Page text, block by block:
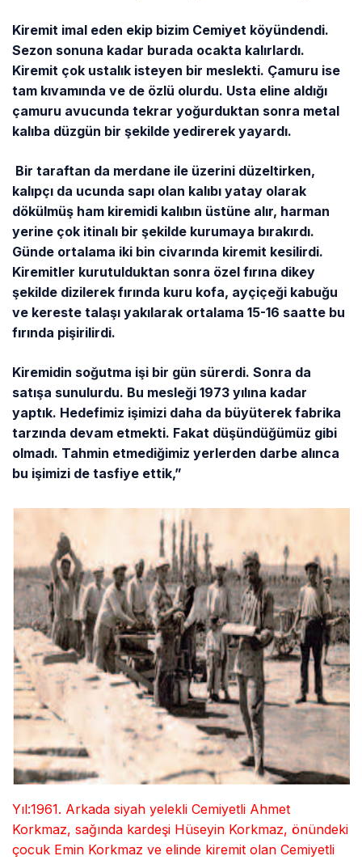
Kiremit imal eden ekip bizim Cemiyet köyündendi.
Sezon sonuna kadar burada ocakta kalırlardı.
Kiremit çok ustalık isteyen bir meslekti. Çamuru ise
tam kıvamında ve de özlü olurdu. Usta eline aldığı
çamuru avucunda tekrar yoğurduktan sonra metal
kalıba düzgün bir şekilde yedirerek yayardı.
Bir taraftan da merdane ile üzerini düzeltirken,
kalıpçı da ucunda sapı olan kalıbı yatay olarak
dökülmüş ham kiremidi kalıbın üstüne alır, harman
yerine çok itinalı bir şekilde kurumaya bırakırdı.
Günde ortalama iki bin civarında kiremit kesilirdi.
Kiremitler kurutulduktan sonra özel fırına dikey
şekilde dizilerek fırında kuru kofa, ayçiçeği kabuğu
ve kereste talaşı yakılarak ortalama 15-16 saatte bu
fırında pişirilirdi.
Kiremidin soğutma işi bir gün sürerdi. Sonra da
satışa sunulurdu. Bu mesleği 1973 yılına kadar
yaptık. Hedefimiz işimizi daha da büyüterek fabrika
tarzında devam etmekti. Fakat düşündüğümüz gibi
olmadı. Tahmin etmediğimiz yerlerden darbe alınca
bu işimizi de tasfiye ettik,”
Yıl:1961. Arkada siyah yelekli Cemiyetli Ahmet
Korkmaz, sağında kardeşi Hüseyin Korkmaz, önündeki
çocuk Emin Korkmaz ve elinde kiremit olan Cemiyetli